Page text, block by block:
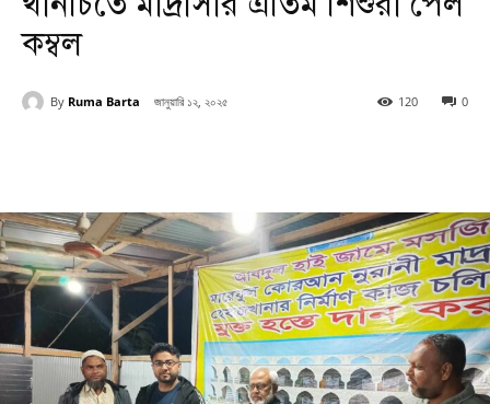
কম্বল
By Ruma Barta জানুয়ারি ১২, ২০২৫ 0
120